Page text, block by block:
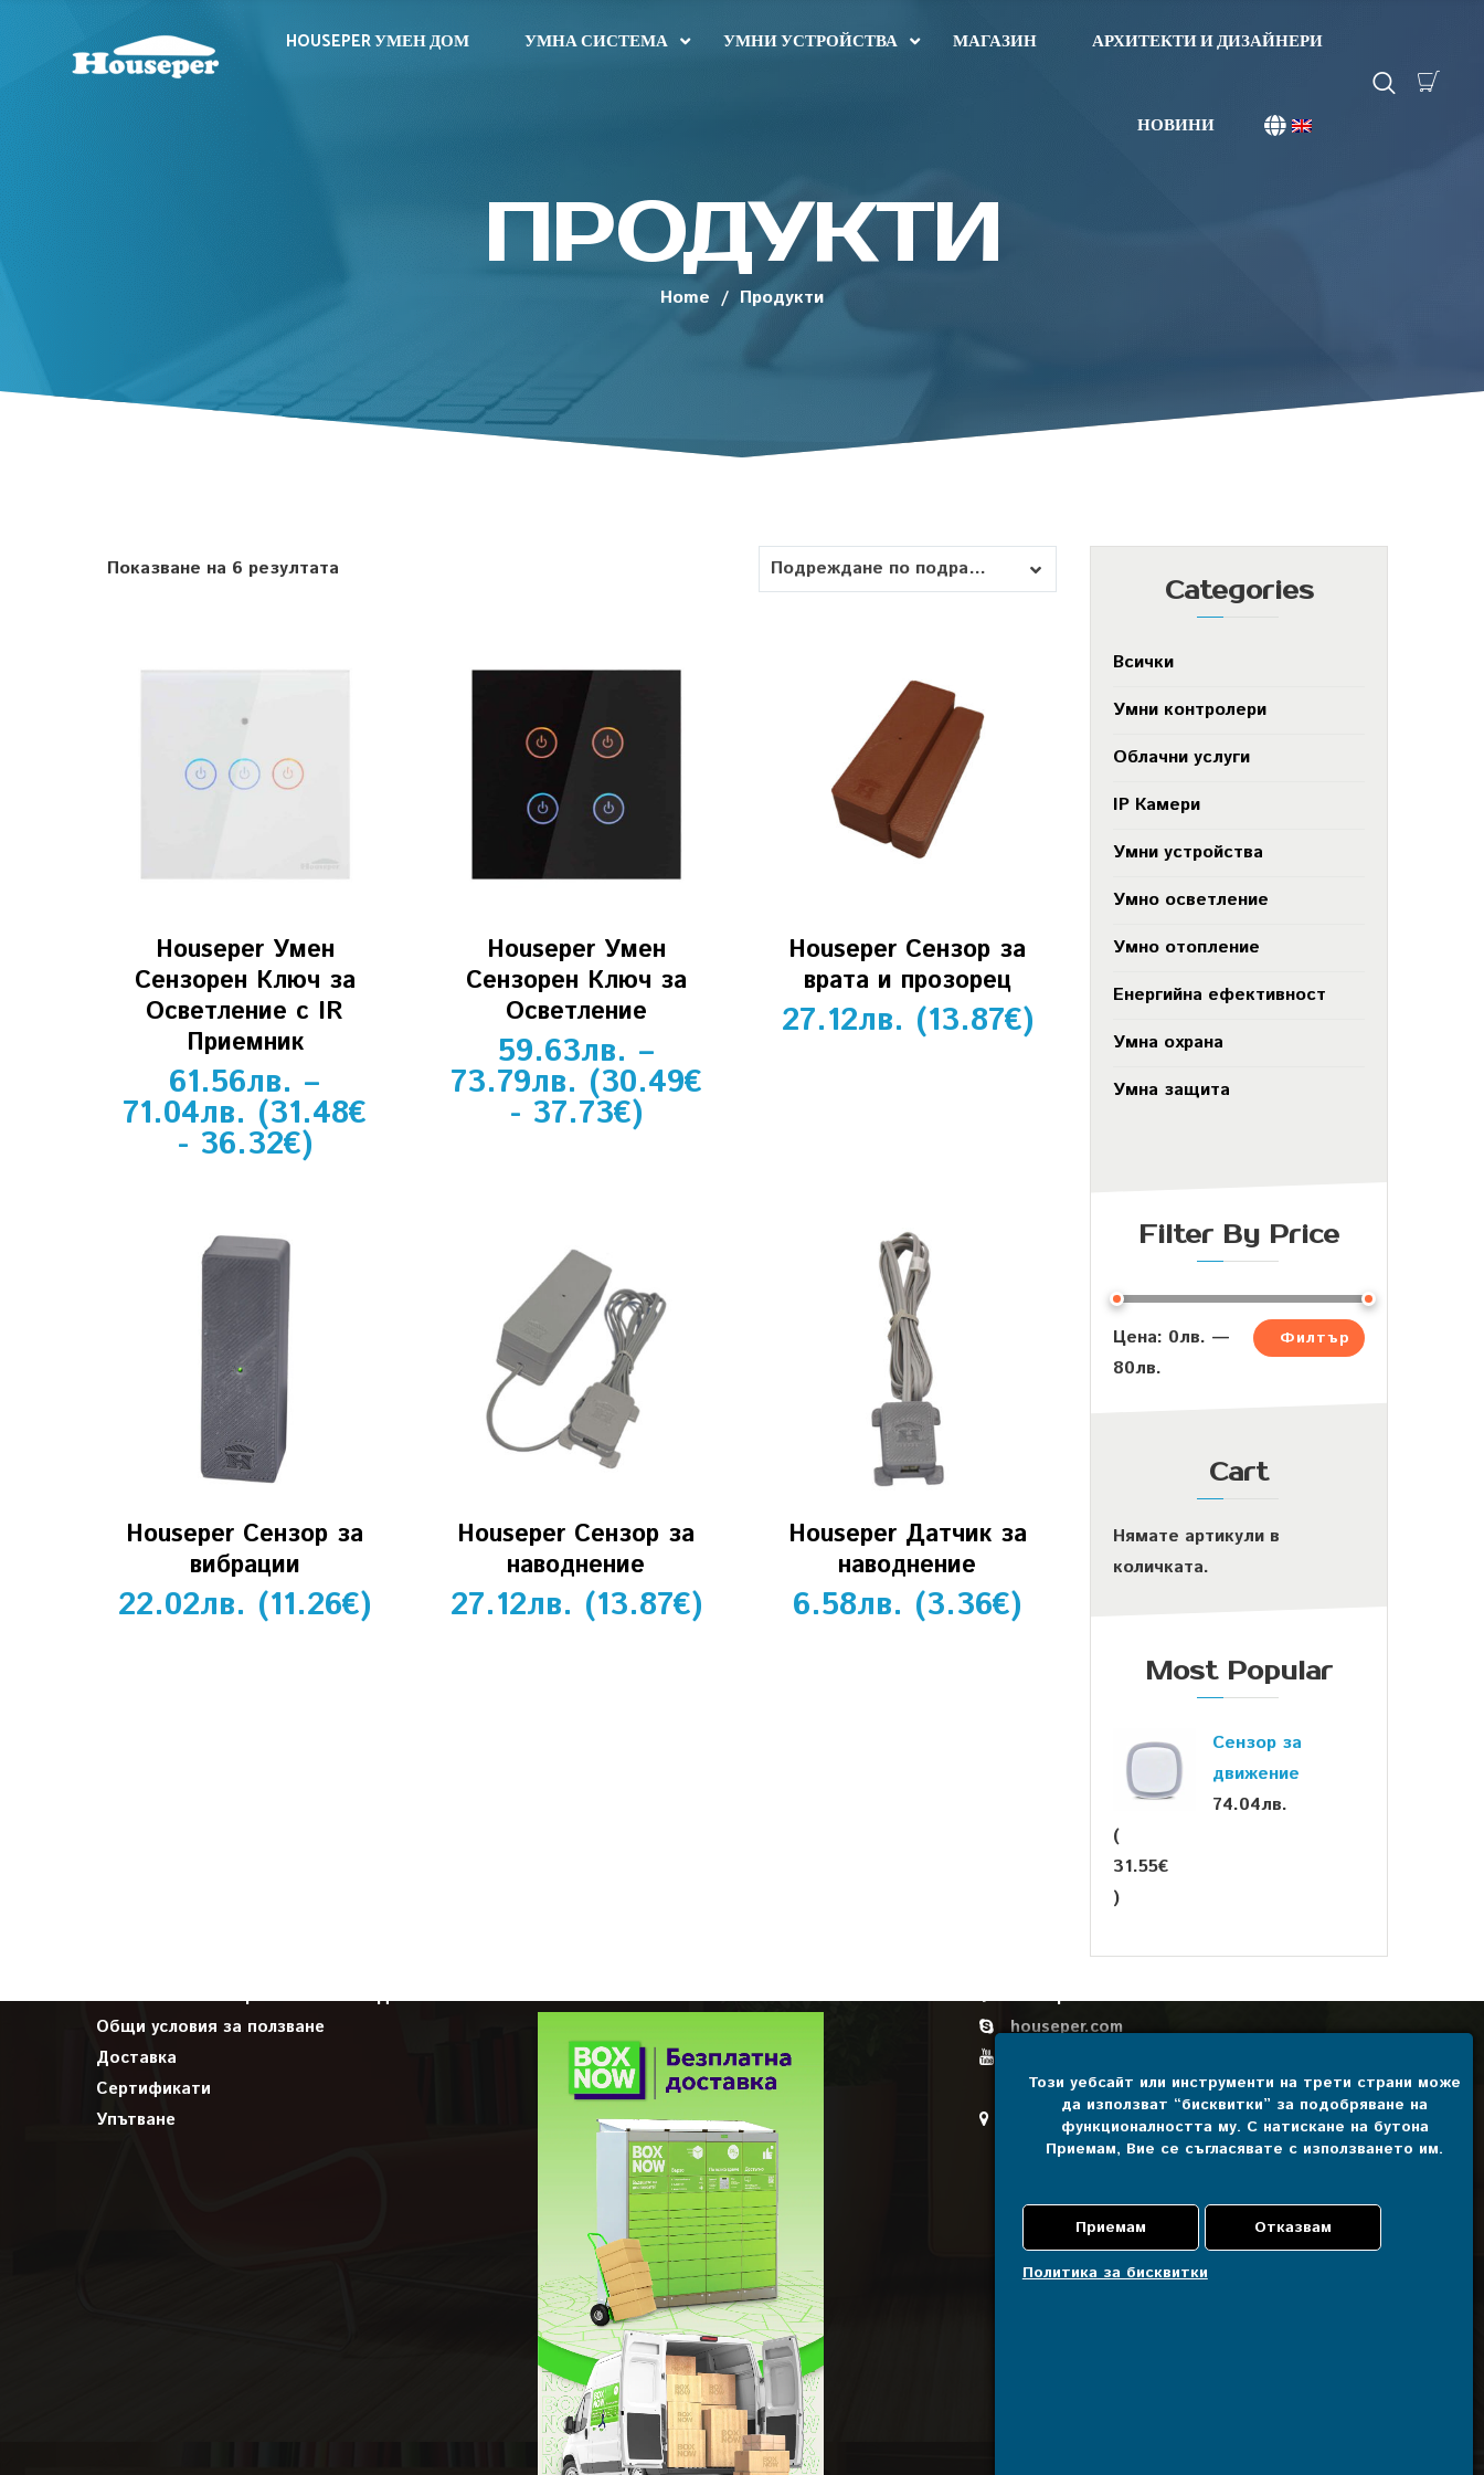
Този уебсайт или инструменти на трети страни може
да използват “бисквитки” за подобряване на
функционалността му. С натискане на бутона
Приемам, Вие се съгласявате с използването им.
Политика за бисквитки
HOUSEPER УМЕН ДОМ УМНА СИСТЕМА УМНИ УСТРОЙСТВА МАГАЗИН АРХИТЕКТИ И ДИЗАЙНЕРИ
НОВИНИ
ПРОДУКТИ
Home / Продукти
Categories
Всички
Умни контролери
Облачни услуги
IP Камери
Умни устройства
Умно осветление
Умно отопление
Енергийна ефективност
Умна охрана
Умна защита
Filter By Price
Филтър
Цена: 0лв. —
80лв.
Cart
Нямате артикули в
количката.
Most Popular
Сензор за
движение
74.04лв.
(
31.55€
)
Показване на 6 резултата Подреждане по подразбиране
Houseper Умен
Сензорен Ключ за
Осветление с IR
Приемник
61.56лв. –
71.04лв. (31.48€
- 36.32€)
Houseper Умен
Сензорен Ключ за
Осветление
59.63лв. –
73.79лв. (30.49€
- 37.73€)
Houseper Сензор за
врата и прозорец
27.12лв. (13.87€)
Houseper Сензор за
вибрации
22.02лв. (11.26€)
Houseper Сензор за
наводнение
27.12лв. (13.87€)
Houseper Датчик за
наводнение
6.58лв. (3.36€)
Политика за поверителност на ЛД
Общи условия за ползване
Доставка
Сертификати
Упътване
КОНТАКТИ
+359 878 44 02 76
Houseper
houseper.com
Свържете се с нас